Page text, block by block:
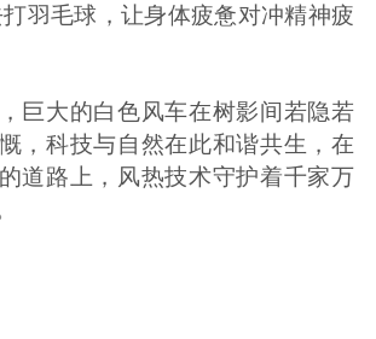
羽毛球，让身体疲惫对冲精神疲
巨大的白色风车在树影间若隐若
，科技与自然在此和谐共生，在
道路上，风热技术守护着千家万